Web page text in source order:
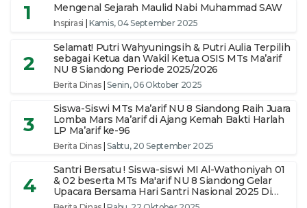
1 Mengenal Sejarah Maulid Nabi Muhammad SAW
Inspirasi |Kamis, 04 September 2025
2
Selamat! Putri Wahyuningsih & Putri Aulia Terpilih
sebagai Ketua dan Wakil Ketua OSIS MTs Ma’arif
NU 8 Siandong Periode 2025/2026
Berita Dinas |Senin, 06 Oktober 2025
3
Siswa-Siswi MTs Ma’arif NU 8 Siandong Raih Juara
Lomba Mars Ma’arif di Ajang Kemah Bakti Harlah
LP Ma’arif ke-96
Berita Dinas |Sabtu, 20 September 2025
4
Santri Bersatu ! Siswa-siswi MI Al-Wathoniyah 01
& 02 beserta MTs Ma'arif NU 8 Siandong Gelar
Upacara Bersama Hari Santri Nasional 2025 Di
pimpin Ketua Yayasan